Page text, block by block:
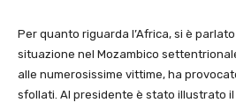
Per quanto riguarda l’Africa, si è
situazione nel Mozambico
alle numerosissime vittime, ha
sfollati. Al presidente è stato illustrato